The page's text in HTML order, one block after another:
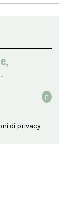
di privacy